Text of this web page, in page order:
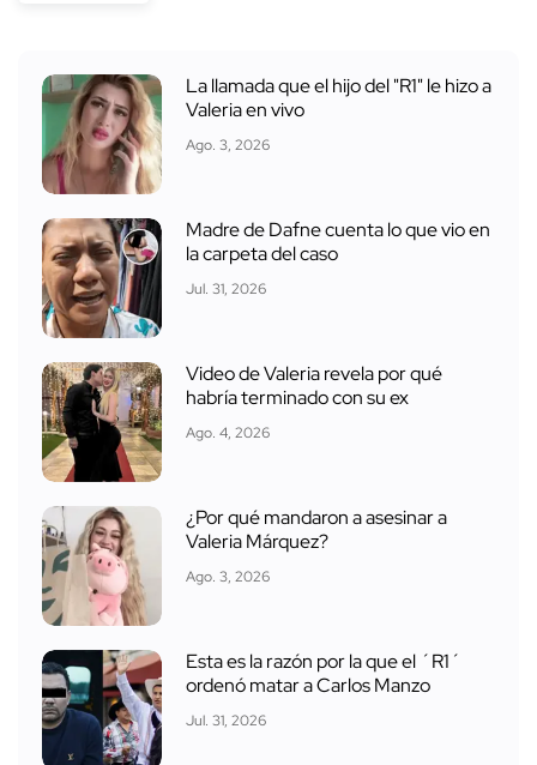
La llamada que el hijo del "R1" le hizo a
Valeria en vivo
Ago. 3, 2026
Madre de Dafne cuenta lo que vio en
la carpeta del caso
Jul. 31, 2026
Video de Valeria revela por qué
habría terminado con su ex
Ago. 4, 2026
¿Por qué mandaron a asesinar a
Valeria Márquez?
Ago. 3, 2026
Esta es la razón por la que el ´R1´
ordenó matar a Carlos Manzo
Jul. 31, 2026